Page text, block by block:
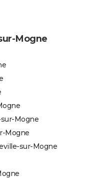
Mogne
Mogne
Mogne
sur-Mogne